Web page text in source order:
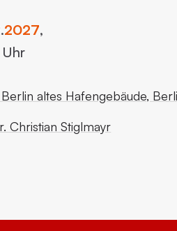
2027,
altes Hafengebäude,
Christian Stiglmayr